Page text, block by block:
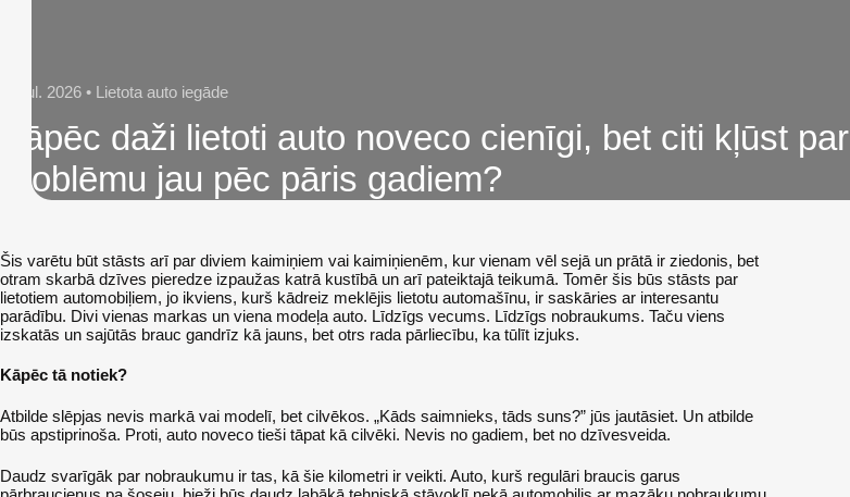
7. Jul. 2026 • Lietota auto iegāde
Kāpēc daži lietoti auto noveco cienīgi, bet citi kļūst par
problēmu jau pēc pāris gadiem?
Šis varētu būt stāsts arī par diviem kaimiņiem vai kaimiņienēm, kur vienam vēl sejā un prātā ir ziedonis, bet
otram skarbā dzīves pieredze izpaužas katrā kustībā un arī pateiktajā teikumā. Tomēr šis būs stāsts par
lietotiem automobiļiem, jo ikviens, kurš kādreiz meklējis lietotu automašīnu, ir saskāries ar interesantu
parādību. Divi vienas markas un viena modeļa auto. Līdzīgs vecums. Līdzīgs nobraukums. Taču viens
izskatās un sajūtās brauc gandrīz kā jauns, bet otrs rada pārliecību, ka tūlīt izjuks.
Kāpēc tā notiek?
Atbilde slēpjas nevis markā vai modelī, bet cilvēkos. „Kāds saimnieks, tāds suns?” jūs jautāsiet. Un atbilde
būs apstiprinoša. Proti, auto noveco tieši tāpat kā cilvēki. Nevis no gadiem, bet no dzīvesveida.
Daudz svarīgāk par nobraukumu ir tas, kā šie kilometri ir veikti. Auto, kurš regulāri braucis garus